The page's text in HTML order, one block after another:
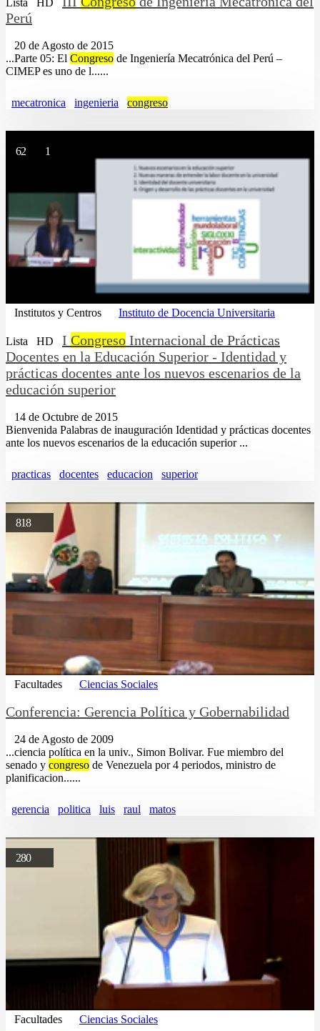
Perú
20 de Agosto de 2015
...Parte 05: El Congreso de Ingeniería Mecatrónica del Perú –
CIMEP es uno de l......
mecatronica ingenieria congreso
62 1
Institutos y Centros Instituto de Docencia Universitaria
Lista HD I Congreso Internacional de Prácticas
Docentes en la Educación Superior - Identidad y
prácticas docentes ante los nuevos escenarios de la
educación superior
14 de Octubre de 2015
Bienvenida Palabras de inauguración Identidad y prácticas docentes
ante los nuevos escenarios de la educación superior ...
practicas docentes educacion superior
818
Facultades Ciencias Sociales
Conferencia: Gerencia Política y Gobernabilidad
24 de Agosto de 2009
...ciencia política en la univ., Simon Bolivar. Fue miembro del
senado y congreso de Venezuela por 4 periodos, ministro de
planificacion......
gerencia politica luis raul matos
280
Facultades Ciencias Sociales